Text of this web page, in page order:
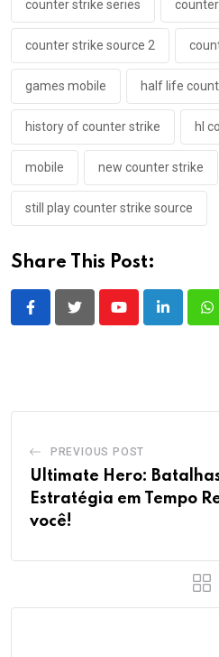
counter strike series
counter strike source 2
games mobile half life
history of counter strike hl
mobile new counter strike
still play counter strike source
Share This Post:
YoutubeLinkedIn
PREVIOUS POST
Ultimate Hero:
Estratégia em Tempo
você!